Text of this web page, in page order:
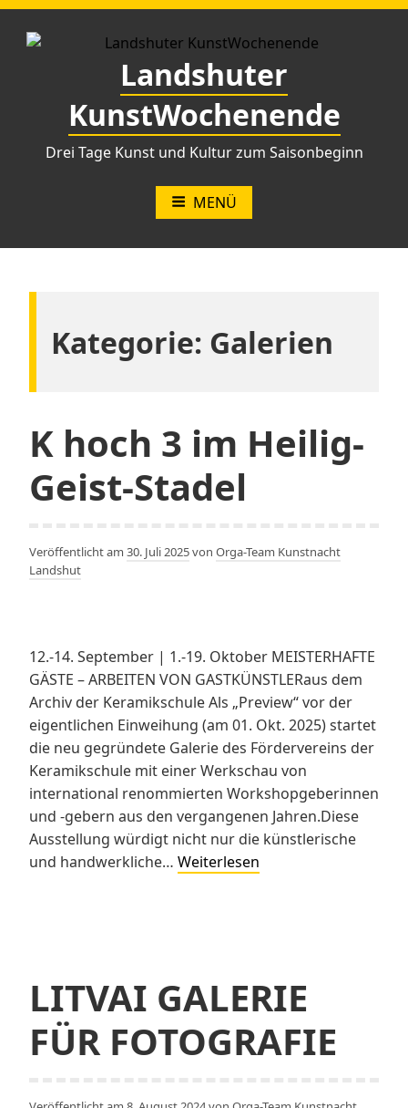
Zum
Inhalt
Landshuter
KunstWochenende
Drei Tage Kunst und Kultur zum Saisonbeginn
MENÜ
Kategorie: Galerien
K hoch 3 im Heilig-
Geist-Stadel
Veröffentlicht am 30. Juli 2025von Orga-Team Kunstnacht
Landshut
12.-14. September | 1.-19. Oktober MEISTERHAFTE
GÄSTE – ARBEITEN VON GASTKÜNSTLERaus dem
Archiv der Keramikschule Als „Preview“ vor der
eigentlichen Einweihung (am 01. Okt. 2025) startet
die neu gegründete Galerie des Fördervereins der
Keramikschule mit einer Werkschau von
international renommierten Workshopgeberinnen
und -gebern aus den vergangenen Jahren.Diese
Ausstellung würdigt nicht nur die künstlerische
und handwerkliche… Weiterlesen
Stadel
LITVAI GALERIE
FÜR FOTOGRAFIE